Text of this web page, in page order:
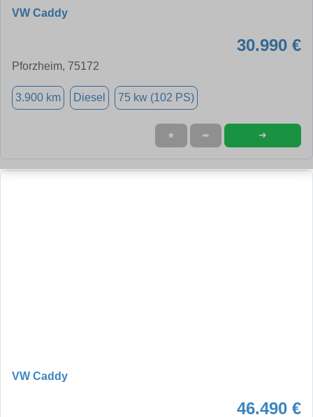
VW Caddy
30.990 €
Pforzheim, 75172
3.900 km Diesel 75 kw (102 PS)
★ ➦ ➜
VW Caddy
46.490 €